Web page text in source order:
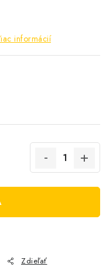
Napísali o nás
informácií
Zdieľať